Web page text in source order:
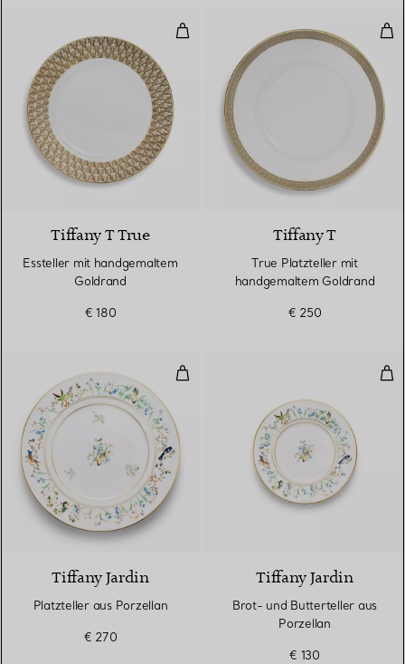
Essteller mit handgemaltem
2 Farben
Tiffany T True
Essteller mit handgemaltem
Goldrand
€ 180
Tiffany T
True Platzteller mit
handgemaltem Goldrand
€ 250
Platzteller aus Porzellan
Tiffany Jardin
Platzteller aus Porzellan
€ 270
Tiffany Jardin
Brot- und Butterteller aus
Porzellan
€ 130